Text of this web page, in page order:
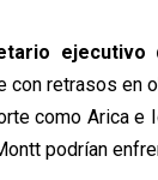
ejecutivo
con retrasos en
como Arica e
podrían